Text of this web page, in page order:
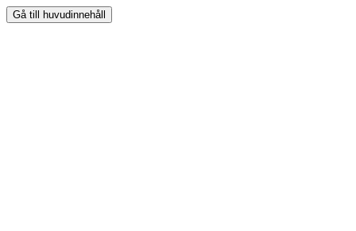
Gå till huvudinnehåll